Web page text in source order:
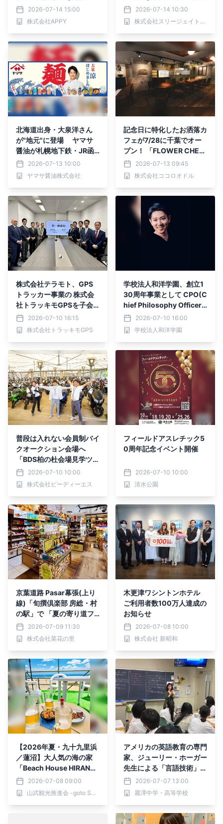
2026-07-14 15:00
株式会社APPY
月16日(日)、9月19日
(土)、10月11日(日) ポ
ッポの丘アクセスツアーを
2026-07-14 10:30
株式会社スリージェイトラベル(東京都知事登録旅行業第2-8232号)
北海道出身・大泉洋さん
が"地元"に登場 ヤマサ
醤油が札幌地下鉄・JR函
館駅で 「大泉涼、はじめ
ました」交通広告を7/13
より初展開
2026-07-13 10:00
ヤマサ醤油株式会社
記念日に特化したお洒落カ
フェが7/28に千葉でオー
プン！ 「FLOWER CHEE
RS CAFE(フラワーチアー
ズカフェ)」
2026-07-13 09:45
株式会社ココロオドル
株式会社テラモト、GPS
トラッカー事業の 株式会
社トラッキモGPSを子会
社化2026-07-10 16:15
株式会社トラッキモGPS
学校法人和洋学園、創立1
30周年事業として CPO(C
hief Philosophy Officer
／最高哲学責任者)新設
2026-07-10 16:00
学校法人和洋学園
普段は入れない会員制バイ
クオークション会場へ
「BDS柏の杜会場見学ツア
ー」をリニューアル！夏休
み中も開催
2026-07-10 10:00
株式会社ビーディーエス
フィールドアスレチック5
0周年記念イベント開催
2026-07-10 10:00
清水公園
京葉道路 Pasar幕張(上り
線)「旬撰倶楽部 房総・村
の駅」で 「夏の寄り道フ
ェア」を開催
2026-07-09 11:30
株式会社菜花の里
木更津ワシントンホテル
ご利用者数100万人達成の
お知らせ
2026-07-08 10:00
株式会社 新昭和
【2026年夏・九十九里浜
／蓮沼】大人気の海の家
「Beach House HIRANO
-海の家ひらの-」が今年も
オープン！海・食・夏遊び
を思いっきり満喫できる特
2026-07-08 09:00
山武観光推進会 -goto SANMU-
アメリカの英語教育の専門
家、ジューリー・ホーガー
先生による「言語技術」特
別授業を実施 ～世界水準
の「分析の手法」と「伝え
る力」を学ぶ～ 7月11日
澤中学・高等学校にて
2026-07-07 13:00
麗澤中学・高等学校